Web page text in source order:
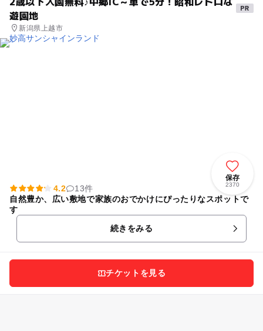
遊園地
新潟県上越市
保存
2370
4.2
13件
自然豊か、広い敷地で家族のおでかけにぴったりなスポットで
す
続きをみる
チケットを見る